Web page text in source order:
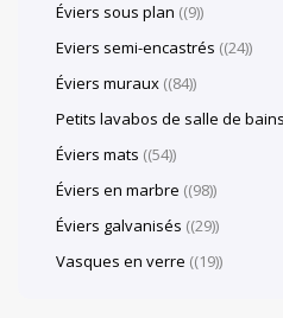
Éviers sous plan (9)
Eviers semi-encastrés (24)
Éviers muraux (84)
Petits lavabos de salle de bains
Éviers mats (54)
Éviers en marbre (98)
Éviers galvanisés (29)
Vasques en verre (19)